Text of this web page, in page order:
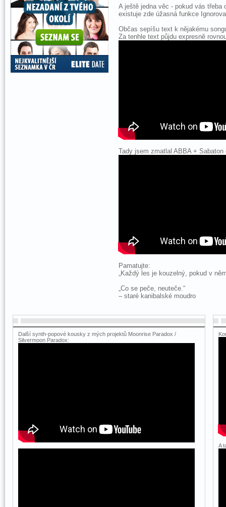
A ještě jedna věc - pokud vás
existuje zde úžasná funkce
Občas sepíšu text k nějakému
Za tenhle text půjdu expresně
Tady jsem zmatlal ABBA +
Pamatujte:
„Každý les je kouzelný, pokud v
„Co se peče, neuteče.“
– staré kanibalské moudro
Další synth-popové kousky z mých projektů Moonrise Paradox /
Silvermoon Paradox:
A